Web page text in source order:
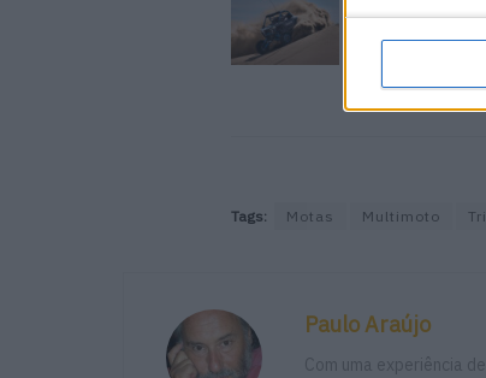
Tags: Motas Multimoto
Paulo Araújo
Com uma experiência